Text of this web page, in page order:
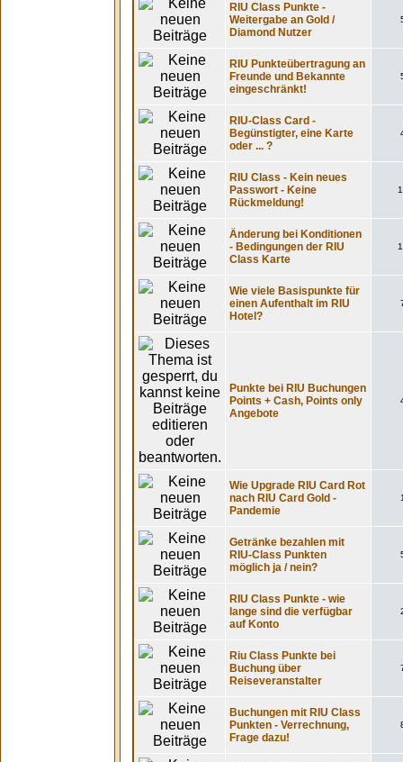
RIU Class Punkte -
Weitergabe an Gold /
Diamond Nutzer
RIU Punkteübertragung an
Freunde und Bekannte
eingeschränkt!
RIU-Class Card -
Begünstigter, eine Karte
oder ... ?
RIU Class - Kein neues
Passwort - Keine
Rückmeldung!
Änderung bei Konditionen
- Bedingungen der RIU
Class Karte
Wie viele Basispunkte für
einen Aufenthalt im RIU
Hotel?
Punkte bei RIU Buchungen
Points + Cash, Points only
Angebote
Wie Upgrade RIU Card Rot
nach RIU Card Gold -
Pandemie
Getränke bezahlen mit
RIU-Class Punkten
möglich ja / nein?
RIU Class Punkte - wie
lange sind die verfügbar
auf Konto
Riu Class Punkte bei
Buchung über
Reiseveranstalter
Buchungen mit RIU Class
Punkten - Verrechnung,
Frage dazu!